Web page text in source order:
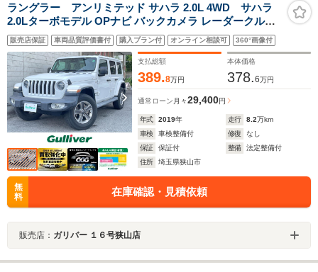
ラングラー アンリミテッド サハラ 2.0L 4WD サハラ
2.0Lターボモデル OPナビ バックカメラ レーダークルー
ズ ブラックレザーシート シートヒーター LEDヘッドライ
ト ダウンヒルアシスト FRコーナーセンサー 純正ALPINE
スピーカー Aストップ R2.3.5.6.記録簿
販売店保証 車両品質評価書付 購入プラン付 オンライン相談可 360°画像付
支払総額
389.8万円
本体価格
378.6万円
通常ローン 月々29,400円
年式 2019年 走行 8.2万km
車検
車検整備付 修復
なし
保証
保証付 整備
法定整備付
住所
埼玉県狭山市
無
料
在庫確認・見積依頼
販売店： ガリバー １６号狭山店